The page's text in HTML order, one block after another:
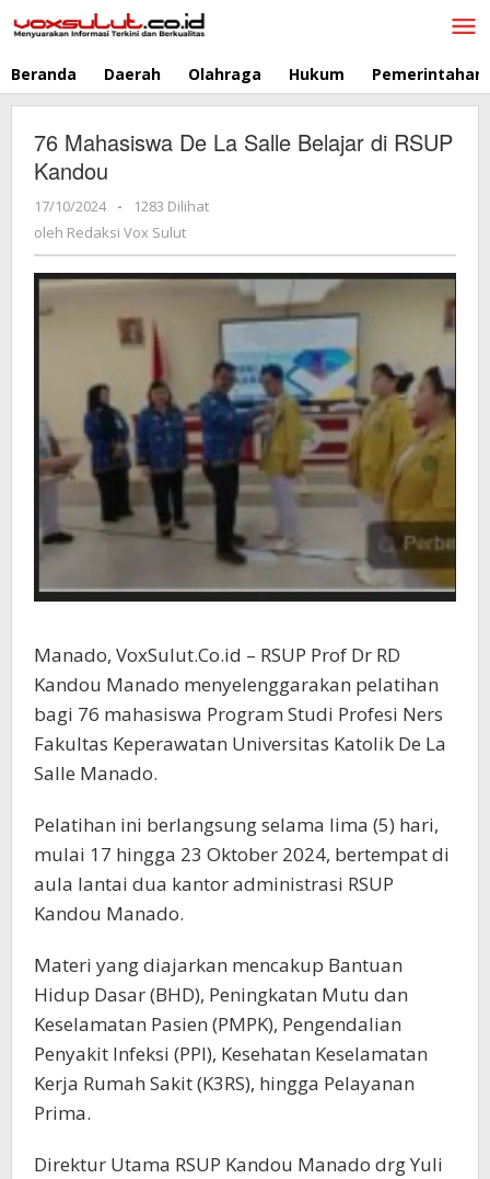
ke
Beranda Daerah Olahraga Hukum Pemerintahan
76 Mahasiswa De La Salle Belajar di RSUP
Kandou
17/10/2024
oleh
Redaksi
Sulut
-
1283 Dilihat
oleh Redaksi Vox Sulut
Manado, VoxSulut.Co.id – RSUP Prof Dr RD
Kandou Manado menyelenggarakan pelatihan
bagi 76 mahasiswa Program Studi Profesi Ners
Fakultas Keperawatan Universitas Katolik De La
Salle Manado.
Pelatihan ini berlangsung selama lima (5) hari,
mulai 17 hingga 23 Oktober 2024, bertempat di
aula lantai dua kantor administrasi RSUP
Kandou Manado.
Materi yang diajarkan mencakup Bantuan
Hidup Dasar (BHD), Peningkatan Mutu dan
Keselamatan Pasien (PMPK), Pengendalian
Penyakit Infeksi (PPI), Kesehatan Keselamatan
Kerja Rumah Sakit (K3RS), hingga Pelayanan
Prima.
Direktur Utama RSUP Kandou Manado drg Yuli